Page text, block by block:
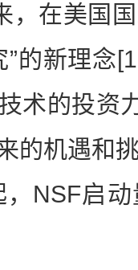
，在美国
”的新理念
术的投资
的机遇和
NSF启